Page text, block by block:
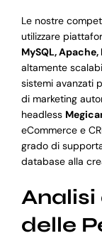
Le nostre
utilizzare
MySQL,
altamente
sistemi avanzati
di marketing
headless
eCommerce e
grado di
database alla
delle